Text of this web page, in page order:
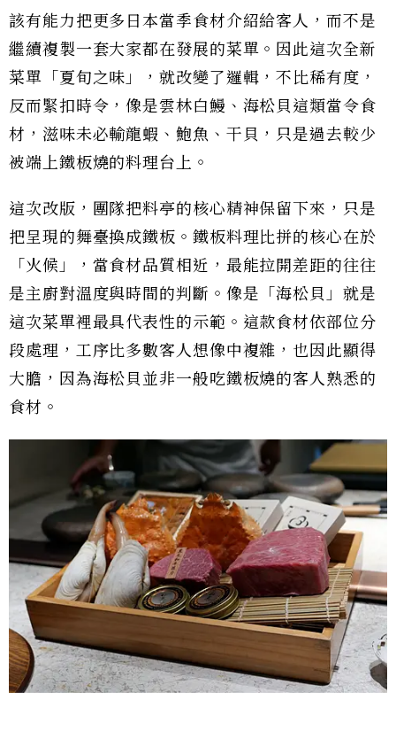
該有能力把更多日本當季食材介紹給客人，而不是
繼續複製一套大家都在發展的菜單。因此這次全新
菜單「夏旬之味」，就改變了邏輯，不比稀有度，
反而緊扣時令，像是雲林白鰻、海松貝這類當令食
材，滋味未必輸龍蝦、鮑魚、干貝，只是過去較少
被端上鐵板燒的料理台上。
這次改版，團隊把料亭的核心精神保留下來，只是
把呈現的舞臺換成鐵板。鐵板料理比拼的核心在於
「火候」，當食材品質相近，最能拉開差距的往往
是主廚對溫度與時間的判斷。像是「海松貝」就是
這次菜單裡最具代表性的示範。這款食材依部位分
段處理，工序比多數客人想像中複雜，也因此顯得
大膽，因為海松貝並非一般吃鐵板燒的客人熟悉的
食材。